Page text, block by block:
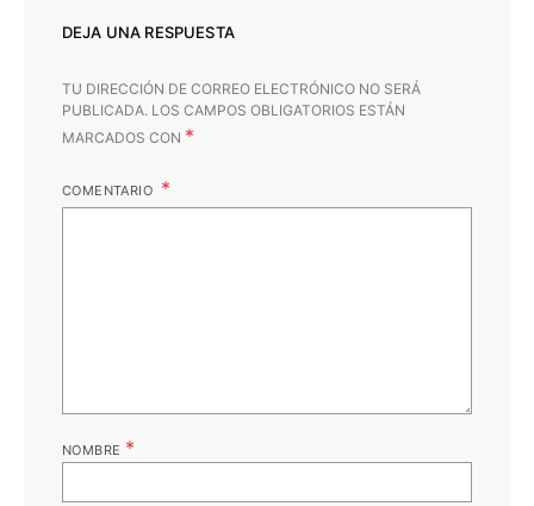
DEJA UNA RESPUESTA
TU DIRECCIÓN DE CORREO ELECTRÓNICO NO SERÁ
PUBLICADA. LOS CAMPOS OBLIGATORIOS ESTÁN
MARCADOS CON *
COMENTARIO
NOMBRE *